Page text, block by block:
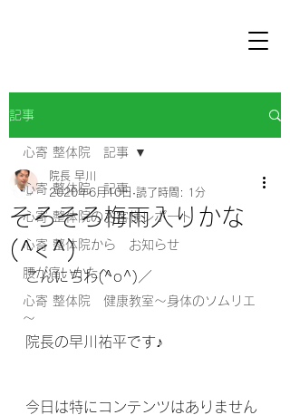
記事
心寄 整体院 記事
心寄 整体院のお客様レポート
心寄 整体院から お知らせ
腰が痛いかたへ
心寄 整体院 健康教室～身体のソムリエ
～
心寄 整体院 記事
そろそろ梅雨入りかな
(^<^)
院長 早川
2020年6月10日 読了時間: 1分
こんにちわ(^o^)／
院長の早川祐平です♪
今日は特にコンテンツはありません